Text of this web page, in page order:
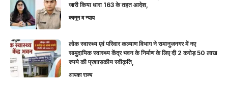
जारी किया धारा 163 के तहत आदेश,
कानून व न्याय
लोक स्वास्थ्य एवं परिवार कल्याण विभाग ने रामानुजनगर में नए
सामुदायिक स्वास्थ्य केंद्र भवन के निर्माण के लिए दी 2 करोड़ 50 लाख
रुपये की प्रशासकीय स्वीकृति,
आपका राज्य